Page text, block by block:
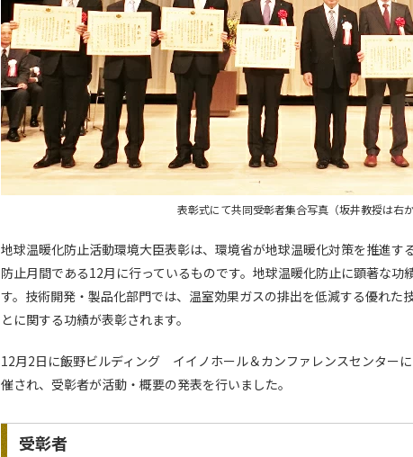
表彰式にて共同受彰者集合写真（坂井教授は右か
地球温暖化防止活動環境大臣表彰は、環境省が地球温暖化対策を推進す
防止月間である12月に行っているものです。地球温暖化防止に顕著な功
す。技術開発・製品化部門では、温室効果ガスの排出を低減する優れた
とに関する功績が表彰されます。
12月2日に飯野ビルディング イイノホール＆カンファレンスセンター
催され、受彰者が活動・概要の発表を行いました。
受彰者